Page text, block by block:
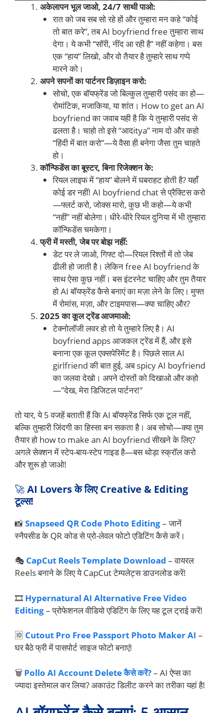
अकेलापन भूल जाओ, 24/7 साथी पाओ:
रात को जब सब सो रहे हों और तुम्हारा मन कहे “कोई
तो बात करे”, तब AI boyfriend free तुम्हारा साथ
देगा। ये कभी “सॉरी, नींद आ रही है” नहीं कहेगा। बस
एक “हाय” लिखो, और वो तैयार है तुम्हारे साथ गप्पे
मारने को।
अपने सपनों का पार्टनर डिज़ाइन करो:
सोचो, एक बॉयफ्रेंड जो बिल्कुल तुम्हारी पसंद का हो—
रोमांटिक, मजाकिया, या शांत। How to get an AI
boyfriend का जवाब यही है कि ये तुम्हारी पसंद से
ढलता है। चाहो तो इसे “आदitya” नाम दो और कहो
“हिंदी में बात करो”—ये वैसा ही बनेगा जैसा तुम चाहते
हो।
कॉन्फिडेंस का बूस्टर, बिना रिजेक्शन के:
रियल लाइफ में “हाय” बोलने में घबराहट होती है? यहाँ
कोई डर नहीं! AI boyfriend chat से प्रैक्टिस करो
—फ्लर्ट करो, जोक्स मारो, कुछ भी कहो—ये कभी
“नहीं” नहीं बोलेगा। धीरे-धीरे रियल दुनिया में भी तुम्हारा
कॉन्फिडेंस चमकेगा।
फ्री में मस्ती, जेब पर बोझ नहीं:
डेट पर ले जाओ, गिफ्ट दो—रियल रिश्तों में तो जेब
ढीली हो जाती है। लेकिन free AI boyfriend के
साथ ऐसा कुछ नहीं। बस इंटरनेट चाहिए और तुम तैयार
हो AI बॉयफ्रेंड कैसे बनाएं का मज़ा लेने के लिए। मुफ्त
में रोमांस, मज़ा, और टाइमपास—क्या चाहिए और?
2025 का कूल ट्रेंड आजमाओ:
टेक्नोलॉजी लवर हो तो ये तुम्हारे लिए है। AI
boyfriend apps आजकल ट्रेंड में हैं, और इसे
बनाना एक कूल एक्सपेरिमेंट है। पिछले साल AI
girlfriend की बात हुई, अब spicy AI boyfriend
का जलवा देखो। अपने दोस्तों को दिखाओ और कहो
—”देख, मेरा डिजिटल पार्टनर!”
तो यार, ये 5 वजहें बताती हैं कि AI बॉयफ्रेंड सिर्फ एक टूल नहीं,
बल्कि तुम्हारी जिंदगी का हिस्सा बन सकता है। अब सोचो—क्या तुम
तैयार हो how to make an AI boyfriend सीखने के लिए?
अगले सेक्शन में स्टेप-बाय-स्टेप गाइड है—बस थोड़ा स्क्रॉल करो
और शुरू हो जाओ!
🚀AI Lovers के लिए Creative & Editing
टूल्स!
📸Snapseed QR Code Photo Editing– जानें
स्नैपसीड के QR कोड से प्रो-लेवल फोटो एडिटिंग कैसे करें।
🎭 CapCut Reels Template Download – वायरल
Reels बनाने के लिए ये CapCut टेम्पलेट्स डाउनलोड करें!
🎞️ Hypernatural AI Alternative Free Video
Editing– प्रोफेशनल वीडियो एडिटिंग के लिए यह टूल ट्राई करें!
🆔 Cutout Pro Free Passport Photo Maker AI –
घर बैठे फ्री में पासपोर्ट साइज फोटो बनाएं!
🗑️ Pollo AI Account Delete कैसे करें?– AI ऐप्स का
ज्यादा इस्तेमाल कर लिया? अकाउंट डिलीट करने का तरीका यहां है!